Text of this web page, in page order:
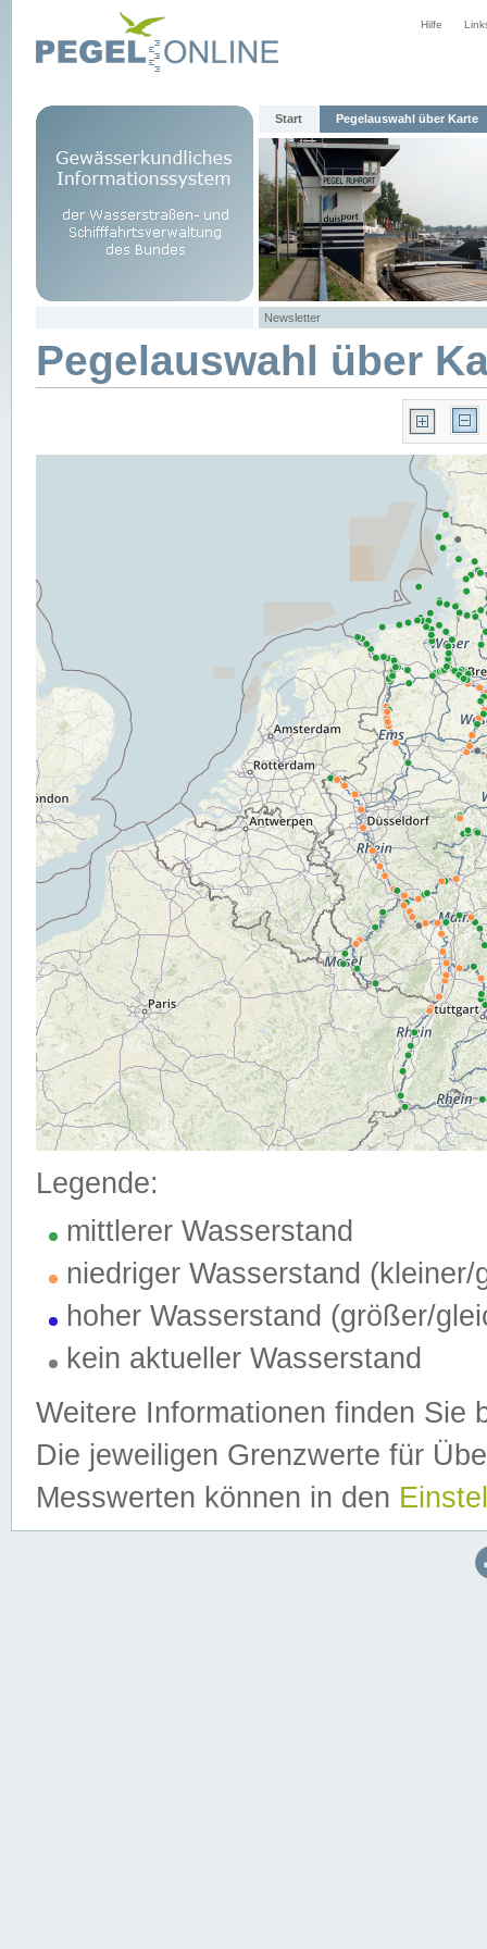
Hilfe
Start Pegelauswahl über Karte
Newsletter
Pegelauswahl über
Legende:
mittlerer Wasserstand
niedriger Wasserstand (kleiner/
hoher Wasserstand (größer/
kein aktueller Wasserstand
Weitere Informationen finden Sie
Die jeweiligen Grenzwerte für
Messwerten können in den